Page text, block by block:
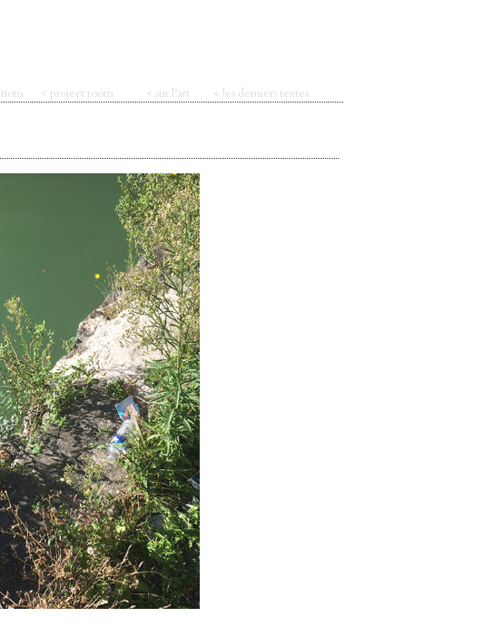
< project room < sur l’art < les derniers textes